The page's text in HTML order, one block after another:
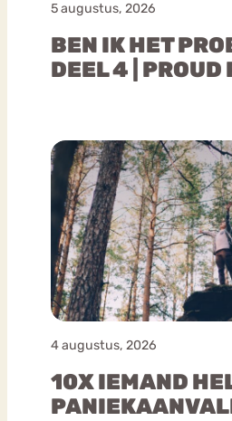
5 augustus, 2026
BEN IK HET
DEEL 4 | PROUD
4 augustus, 2026
10X IEMAND